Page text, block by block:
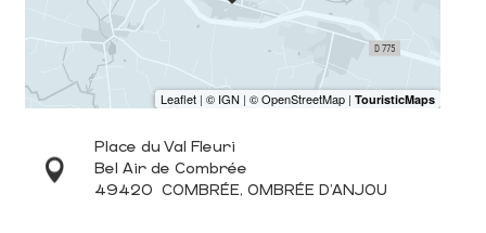
Place du Val Fleuri
Bel Air de Combrée
49420 COMBRÉE, OMBRÉE D'ANJOU